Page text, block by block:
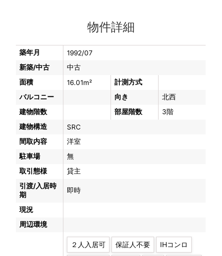
物件詳細
築年月
1992/07
新築/中古
中古
面積
16.01m²
計測方式
バルコニー
向き
北西
建物階数
部屋階数
3階
建物構造
SRC
間取内容
洋室
駐車場
無
取引態様
貸主
引渡/入居時
期
即時
現況
周辺環境
２人入居可 保証人不要 IHコンロ